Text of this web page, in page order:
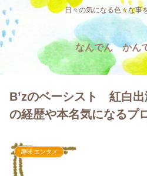
日々の気になる色々な事
なんでん かん
B’zのベーシスト 紅白
の経歴や本名気になるプ
趣味 エンタメ